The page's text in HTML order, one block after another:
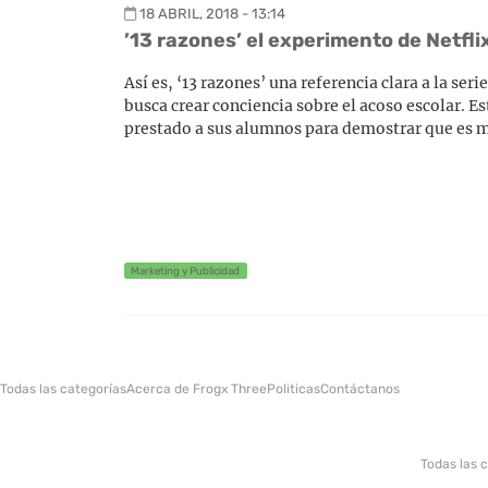
18 ABRIL, 2018 - 13:14
’13 razones’ el experimento de
Así es, ‘13 razones’ una referencia clara a la
busca crear conciencia sobre el acoso escolar.
prestado a sus alumnos para demostrar que es
Marketing y Publicidad
Todas las categoríasAcerca de Frogx ThreePoliticasContáctanos
Todas las